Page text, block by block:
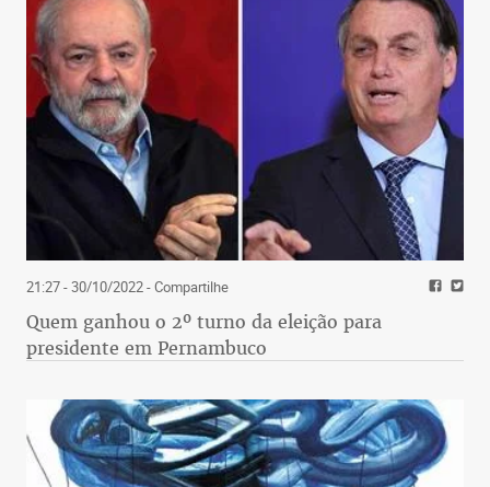
21:27 - 30/10/2022- Compartilhe
Quem ganhou o 2º turno da eleição para
presidente em Pernambuco